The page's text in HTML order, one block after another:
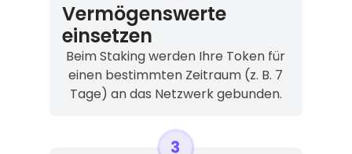
Vermögenswerte
einsetzen
Beim Staking werden Ihre Token für
einen bestimmten Zeitraum (z. B. 7
Tage) an das Netzwerk gebunden.